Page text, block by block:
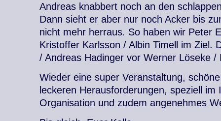
Andreas knabbert noch an den
Dann sieht er aber nur noch Acker bis
nicht mehr herraus. So haben wir Peter
Kristoffer Karlsson / Albin Timell im Ziel.
/ Andreas Hadinger vor Werner Löseke /
Wieder eine super Veranstaltung,
leckeren Herausforderungen, speziell im
Organisation und zudem angenehmes